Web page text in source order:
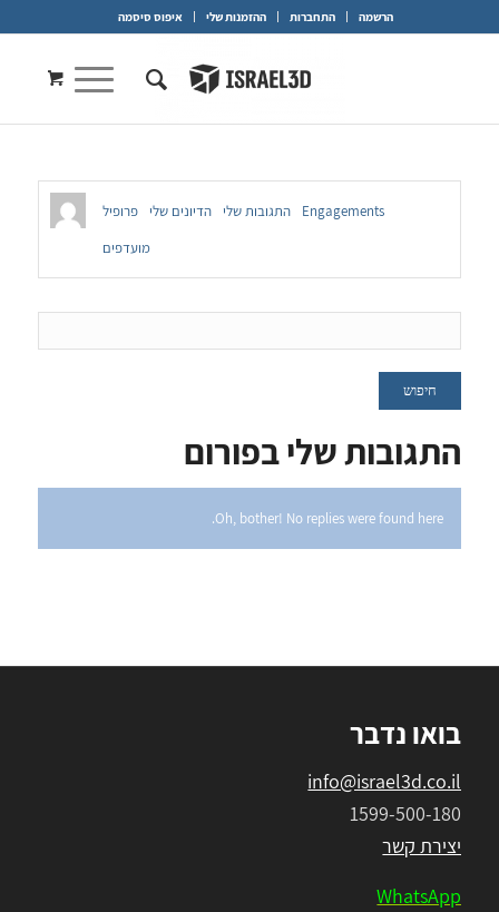
הרשמה התחברות ההזמנות שלי איפוס סיסמה
פרופיל הדיונים שלי התגובות שלי
Engagements
מועדפים
התגובות שלי בפורום
Oh, bother! No replies were found here.
בואו נדבר
info@israel3d.co.il
1599-500-180
יצירת קשר
WhatsApp